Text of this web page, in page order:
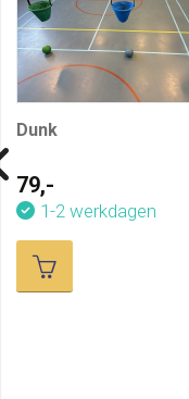
Dunk
79,-
1-2 werkdagen